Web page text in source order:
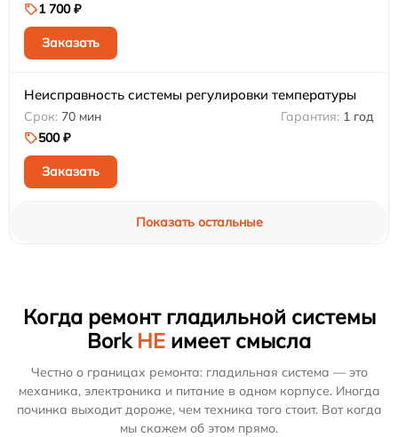
1 700 ₽
Заказать
Неисправность системы регулировки температуры
70 мин
1 год
500 ₽
Заказать
Показать остальные
Когда ремонт гладильной системы
Bork НЕ имеет смысла
Честно о границах ремонта: гладильная система — это
механика, электроника и питание в одном корпусе. Иногда
починка выходит дороже, чем техника того стоит. Вот когда
мы скажем об этом прямо.